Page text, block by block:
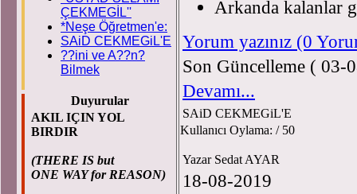
ÇEKMEGİL''
*Neşe Öğretmen'e:
SAiD CEKMEGiL'E
??ini ve A??n?
Bilmek
Duyurular
AKIL IÇIN YOL
BIRDIR
(THERE IS but
ONE WAY for REASON)
Arkanda kalanlar
Yorum yazınız (0
Son Güncelleme ( 03-
Devamı...
SAiD CEKMEGiL'E
Kullanıcı Oylama: / 50
Yazar Sedat AYAR
18-08-2019